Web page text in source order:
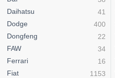
Daihatsu
41
Dodge
400
Dongfeng
22
FAW
34
Ferrari
16
Fiat
1153